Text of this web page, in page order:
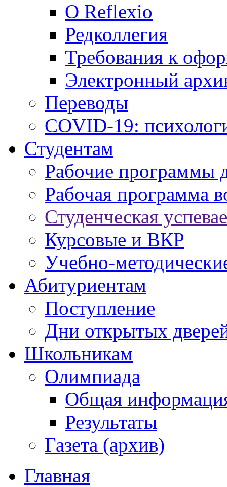
О Reflexio
Редколлегия
Требования к
Электронный
Переводы
COVID-19:
Студентам
Рабочие программы
Рабочая программа
Студенческая
Курсовые и ВКР
Учебно-
Абитуриентам
Поступление
Дни открытых
Школьникам
Олимпиада
Общая
Результаты
Газета (архив)
Главная